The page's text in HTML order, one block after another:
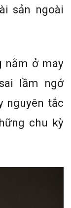
sản ngoài
nằm ở may
lầm ngớ
nguyên tắc
chu kỳ